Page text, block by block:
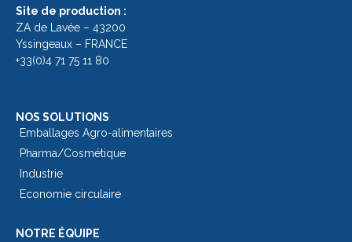
Site de production :
ZA de Lavée – 43200
Yssingeaux – FRANCE
+33(0)4 71 75 11 80
NOS SOLUTIONS
Emballages Agro-alimentaires
Pharma/Cosmétique
Industrie
Economie circulaire
NOTRE ÉQUIPE